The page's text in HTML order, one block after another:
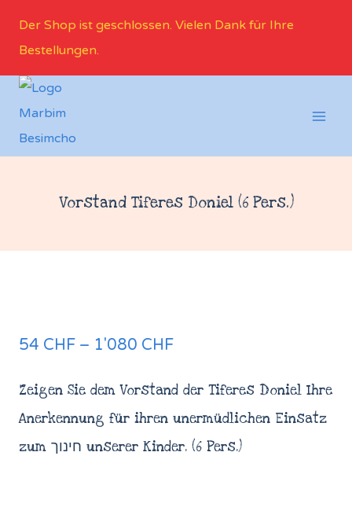
Der Shop ist geschlossen. Vielen Dank für Ihre
Bestellungen.
Vorstand Tiferes Doniel (6 Pers.)
54 CHF – 1'080 CHF
Zeigen Sie dem Vorstand der Tiferes Doniel Ihre
Anerkennung für ihren unermüdlichen Einsatz
zum חינוך unserer Kinder. (6 Pers.)